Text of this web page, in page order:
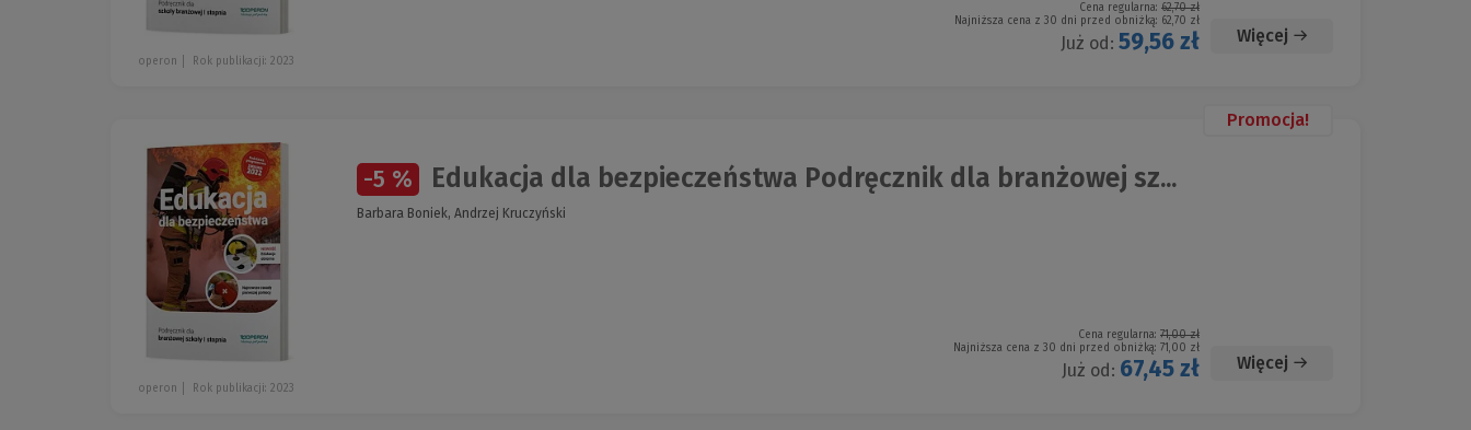
Cena regularna: 62,70 zł
Najniższa cena z 30 dni przed obniżką: 62,70 zł
Już od: 59,56 zł Więcej
operon Rok publikacji: 2023
Promocja!
-5 % Edukacja dla bezpieczeństwa Podręcznik dla branżowej sz...
Barbara Boniek, Andrzej Kruczyński
Cena regularna: 71,00 zł
Najniższa cena z 30 dni przed obniżką: 71,00 zł
Już od: 67,45 zł Więcej
operon Rok publikacji: 2023